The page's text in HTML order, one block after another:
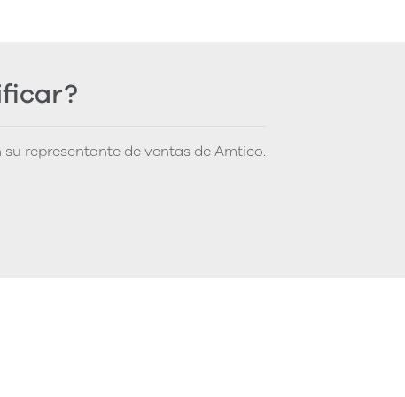
representante de ventas de Amtico.